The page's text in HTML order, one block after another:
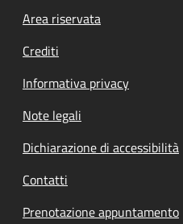
Footer menu
Area riservata
Crediti
Informativa privacy
Note legali
Dichiarazione di accessibilità
Contatti
Prenotazione appuntamento